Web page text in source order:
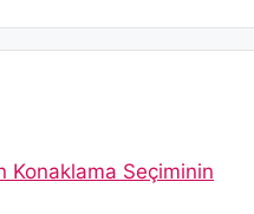
Konaklama Seçiminin